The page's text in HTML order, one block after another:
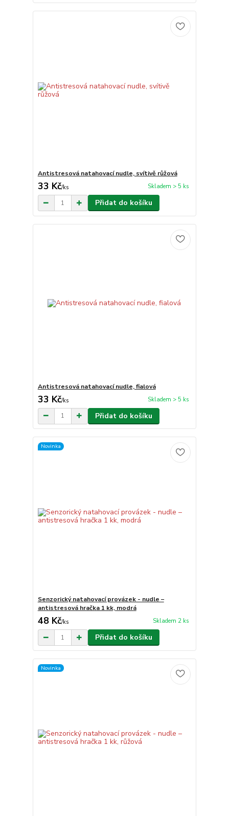
Antistresová natahovací nudle, svítivě růžová
33 Kč/ks Skladem > 5 ks
Přidat do košíku
Antistresová natahovací nudle, fialová
33 Kč/ks Skladem > 5 ks
Přidat do košíku
Novinka
Senzorický natahovací provázek - nudle –
antistresová hračka 1 kk, modrá
48 Kč/ks Skladem 2 ks
Přidat do košíku
Novinka